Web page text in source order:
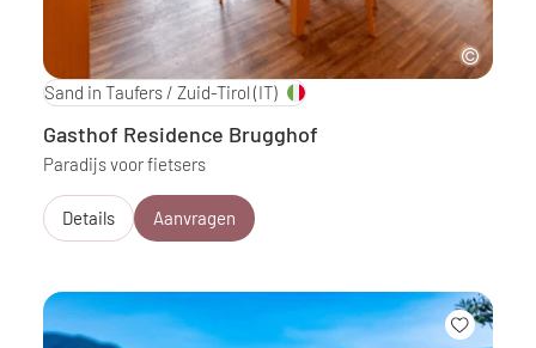
Sand in Taufers / Zuid-Tirol (IT)
Gasthof Residence Brugghof
Paradijs voor fietsers
Details Aanvragen